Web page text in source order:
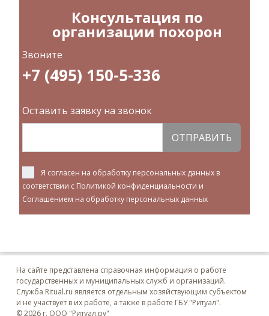
Консультация по
организации похорон
Звоните
+7 (495) 150-5-336
Оставить заявку на звонок
ОТПРАВИТЬ
Я согласен на обработку персональных данных в
соответствии с Политикой конфиденциальности и
Соглашением на обработку персональных данных
На сайте представлена справочная информация о работе
государственных и муниципальных служб и организаций.
Служба Ritual.ru является отдельным хозяйствующим субъектом
и не участвует в их работе, а также в работе ГБУ "Ритуал".
© 2026 г. ООО "Ритуал.ру"